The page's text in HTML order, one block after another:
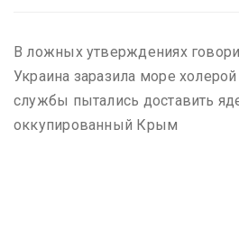
В ложных утверждениях
Украина заразила море
службы пытались доставить
оккупированный Крым